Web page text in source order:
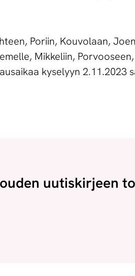
Poriin, Kouvolaan,
Mikkeliin,
kyselyyn 2.11.2023
uutiskirjeen